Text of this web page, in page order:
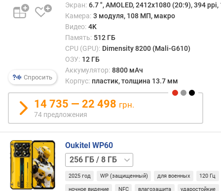
д
о
о
д
р
о
г
и
х
к
Спросить
Экран: 6.7 ", AMOLED, 2412х1080 (20:9), 394 ppi,
Камера: 3 модуля, 108 МП, макро
Видео: 4K
Память: 512 ГБ
CPU (GPU): Dimensity 8200 (Mali-G610)
ОЗУ: 12 ГБ
Аккумулятор: 8800 мАч
Корпус: пластик, толщина 13.7 мм
14 735 — 22 498 грн.
74 предложения
Oukitel WP60
512 ГБ
/
12 ГБ512 ГБ
2025 год WP (защищенный) для военных 120 Гц
ночное видение NFC влагозащита ударостойкие